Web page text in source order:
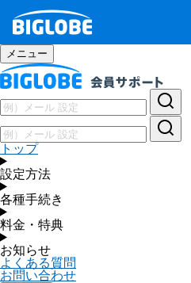
メニュー
トップ
設定方法
各種手続き
料金・特典
お知らせ
よくある質問
お問い合わせ